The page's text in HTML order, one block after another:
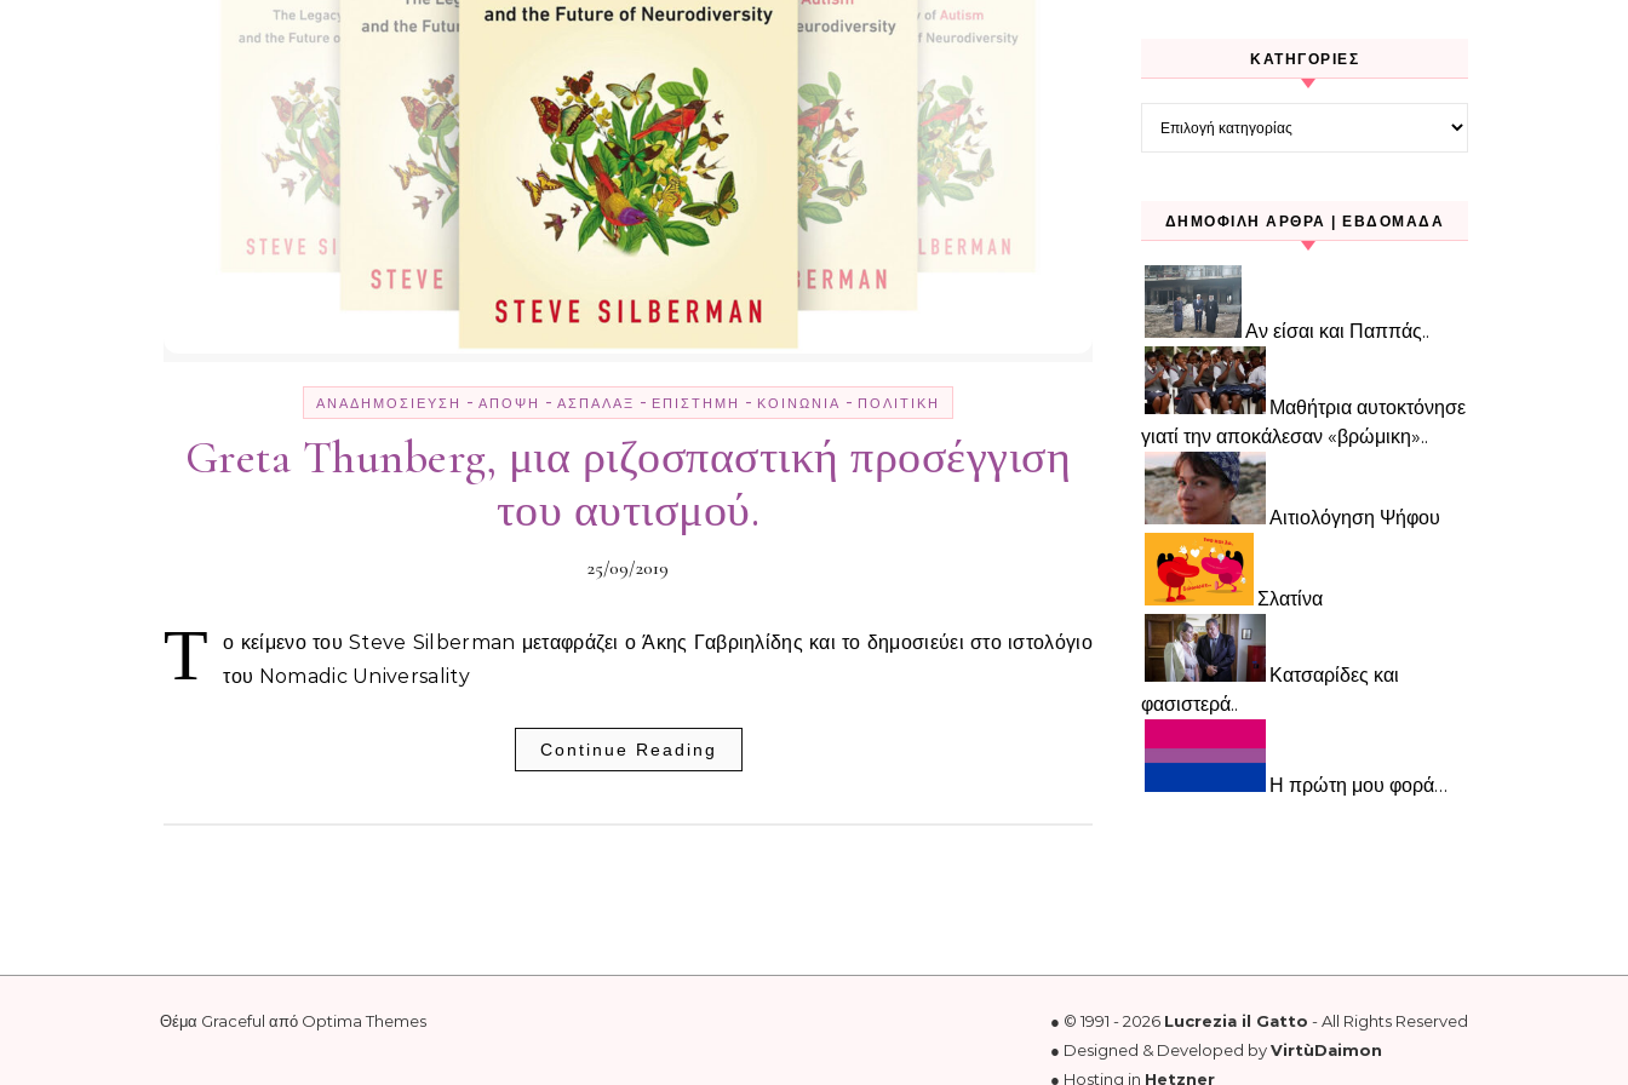
ΑΝΑΔΗΜΟΣΊΕΥΣΗ - ΆΠΟΨΗ - ΑΣΠΆΛΑΞ - ΕΠΙΣΤΉΜΗ - ΚΟΙΝΩΝΊΑ - ΠΟΛΙΤΙΚΉ
Greta Thunberg, μια ριζοσπαστική προσέγγιση
του αυτισμού.
25/09/2019
Τ
ο κείμενο του Steve Silberman μεταφράζει ο Άκης Γαβριηλίδης και το δημοσιεύει στο ιστολόγιο
του Nomadic Universality
Continue Reading
KΑΤΗΓΟΡΊΕΣ
Kατηγορίες
ΔΗΜΟΦΙΛΉ ΆΡΘΡΑ | ΕΒΔΟΜΆΔΑ
Αν είσαι και Παππάς..
Μαθήτρια αυτοκτόνησε
γιατί την αποκάλεσαν «βρώμικη»..
Αιτιολόγηση Ψήφου
Σλατίνα
Κατσαρίδες και
φασιστερά..
Η πρώτη μου φορά…
● © 1991 - 2026 Lucrezia il Gatto - All Rights Reserved
● Designed & Developed byVirtùDaimon
● Hosting in Hetzner
Θέμα Graceful από Optima Themes